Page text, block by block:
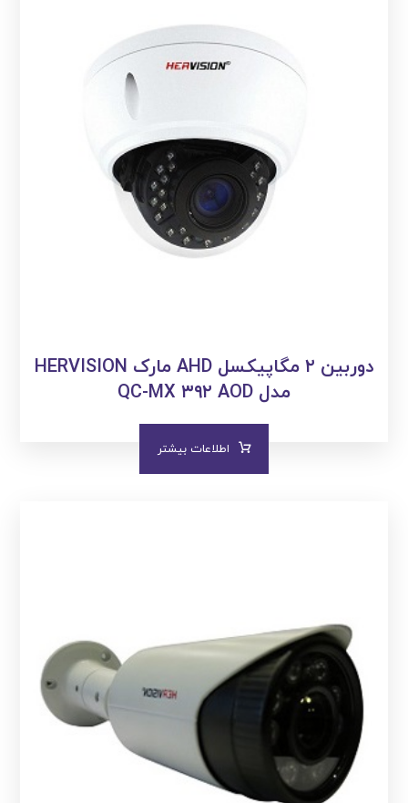
دوربین ۲ مگاپیکسل AHD مارک HERVISION
مدل QC-MX ۳۹۲ AOD
اطلاعات بیشتر